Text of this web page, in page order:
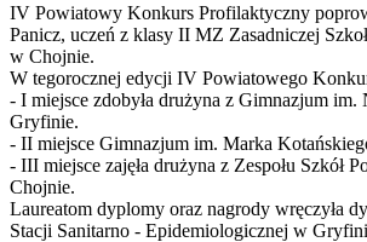
IV Powiatowy Konkurs Profilaktyczny
Panicz, uczeń z klasy II MZ Zasadniczej
w Chojnie.
W tegorocznej edycji IV Powiatowego
- I miejsce zdobyła drużyna z Gimnazjum
Gryfinie.
- II miejsce Gimnazjum im. Marka
- III miejsce zajęła drużyna z Zespołu Szkół
Chojnie.
Laureatom dyplomy oraz nagrody wręczyła
Stacji Sanitarno - Epidemiologicznej w